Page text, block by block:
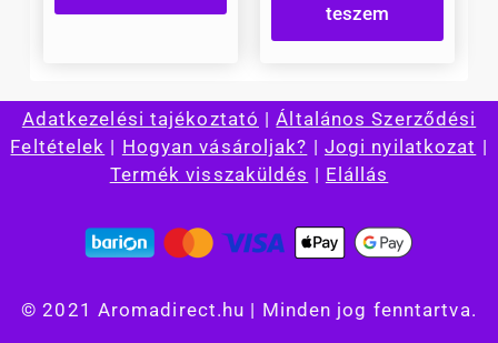
teszem
Adatkezelési tajékoztató |Általános Szerződési
Feltételek | Hogyan vásároljak? | Jogi nyilatkozat |
Termék visszaküldés | Elállás
© 2021 Aromadirect.hu | Minden jog fenntartva.